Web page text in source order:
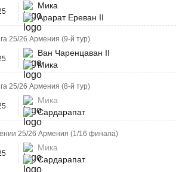
Мика
Арарат Ереван II
25/26 Армения (9-й тур)
Ван Чаренцаван II
Мика
25/26 Армения (8-й тур)
Мика
Сардарапат
25/26 Армения (1/16 финала)
Мика
Сардарапат